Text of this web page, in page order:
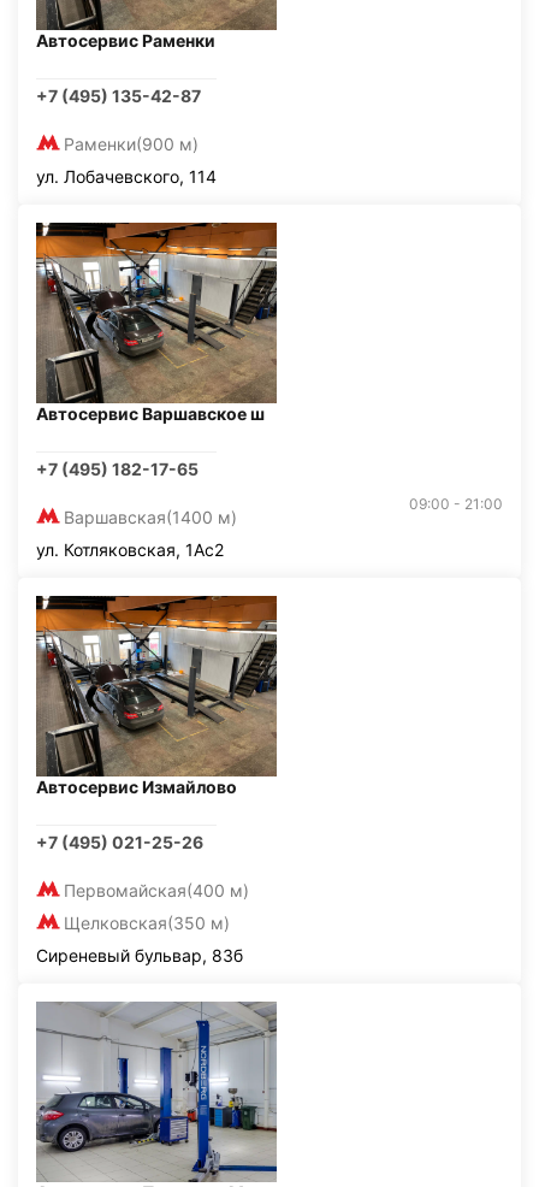
Автосервис Раменки
+7 (495) 135-42-87
Раменки(900 м)
ул. Лобачевского, 114
Автосервис Варшавское ш
+7 (495) 182-17-65
Варшавская(1400 м)
09:00 - 21:00
ул. Котляковская, 1Ас2
Автосервис Измайлово
+7 (495) 021-25-26
Первомайская(400 м)
Щелковская(350 м)
Сиреневый бульвар, 83б